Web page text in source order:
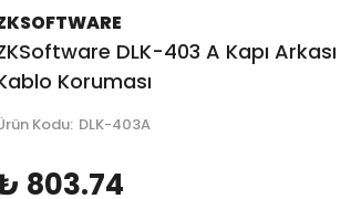
DLK-403 A Kapı Arkası
Koruması
Kodu: DLK-403A
803.74